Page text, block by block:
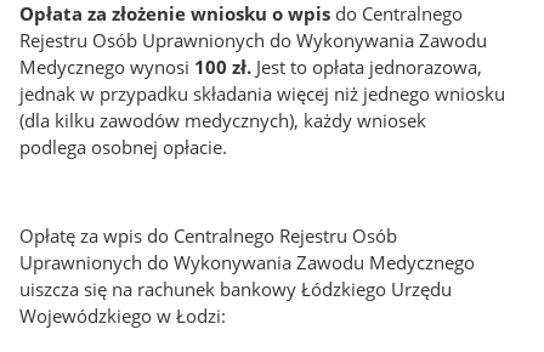
Opłata za złożenie wniosku o wpis do Centralnego
Rejestru Osób Uprawnionych do Wykonywania Zawodu
Medycznego wynosi 100 zł. Jest to opłata jednorazowa,
jednak w przypadku składania więcej niż jednego wniosku
(dla kilku zawodów medycznych), każdy wniosek
podlega osobnej opłacie.
Opłatę za wpis do Centralnego Rejestru Osób
Uprawnionych do Wykonywania Zawodu Medycznego
uiszcza się na rachunek bankowy Łódzkiego Urzędu
Wojewódzkiego w Łodzi: